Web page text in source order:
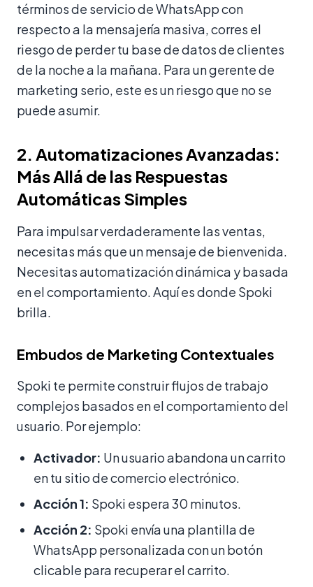
términos de servicio de WhatsApp con
respecto a la mensajería masiva, corres el
riesgo de perder tu base de datos de clientes
de la noche a la mañana. Para un gerente de
marketing serio, este es un riesgo que no se
puede asumir.
2. Automatizaciones Avanzadas:
Más Allá de las Respuestas
Automáticas Simples
Para impulsar verdaderamente las ventas,
necesitas más que un mensaje de bienvenida.
Necesitas automatización dinámica y basada
en el comportamiento. Aquí es donde Spoki
brilla.
Embudos de Marketing Contextuales
Spoki te permite construir flujos de trabajo
complejos basados en el comportamiento del
usuario. Por ejemplo:
Activador: Un usuario abandona un carrito
en tu sitio de comercio electrónico.
Acción 1: Spoki espera 30 minutos.
Acción 2: Spoki envía una plantilla de
WhatsApp personalizada con un botón
clicable para recuperar el carrito.